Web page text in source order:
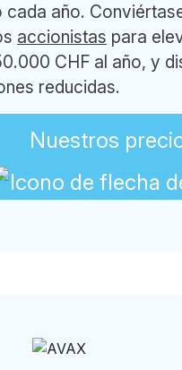
cada año.
accionistas para
CHF al año, y
reducidas.
Nuestros